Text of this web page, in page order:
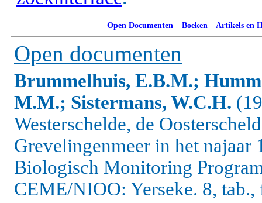
Open Documenten – Boeken – Artikels en
Open documenten
Brummelhuis, E.B.M.;
M.M.; Sistermans, W.C.H.
Westerschelde, de
Grevelingenmeer in het najaar
Biologisch Monitoring
CEME/NIOO: Yerseke. 8,